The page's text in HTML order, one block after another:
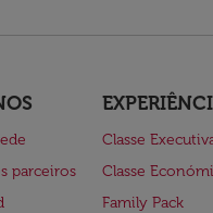
parceiros
Classe
Classe
Family Pack